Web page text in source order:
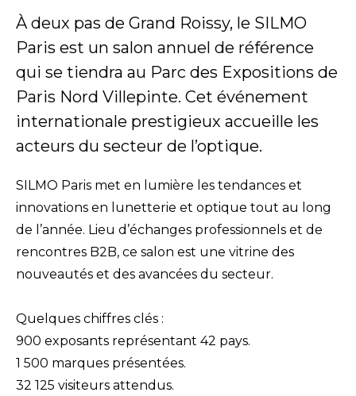
À deux pas de Grand Roissy, le SILMO
Paris est un salon annuel de référence
qui se tiendra au Parc des Expositions de
Paris Nord Villepinte. Cet événement
internationale prestigieux accueille les
acteurs du secteur de l’optique.
SILMO Paris met en lumière les tendances et
innovations en lunetterie et optique tout au long
de l’année. Lieu d’échanges professionnels et de
rencontres B2B, ce salon est une vitrine des
nouveautés et des avancées du secteur.
Quelques chiffres clés :
900 exposants représentant 42 pays.
1 500 marques présentées.
32 125 visiteurs attendus.